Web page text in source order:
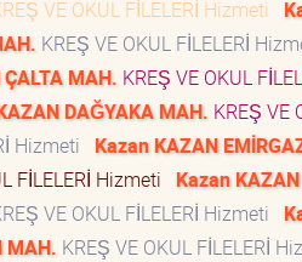
VE OKUL FİLELERİ Hizmeti
KREŞ VE OKUL FİLELERİ
MAH. KREŞ VE OKUL
DAĞYAKA MAH. KREŞ VE
Hizmeti
Kazan KAZAN
FİLELERİ Hizmeti
Kazan
VE OKUL FİLELERİ Hizmeti
MAH. KREŞ VE OKUL FİLELERİ